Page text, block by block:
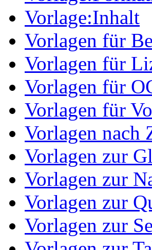
Vorlage:Inhalt
Vorlagen für
Vorlagen für
Vorlagen für
Vorlagen für
Vorlagen nach
Vorlagen zur
Vorlagen zur
Vorlagen zur
Vorlagen zur